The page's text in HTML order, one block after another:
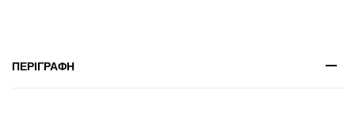
45x30x58Υεκ.
ΠΕΡΙΓΡΑΦΉ